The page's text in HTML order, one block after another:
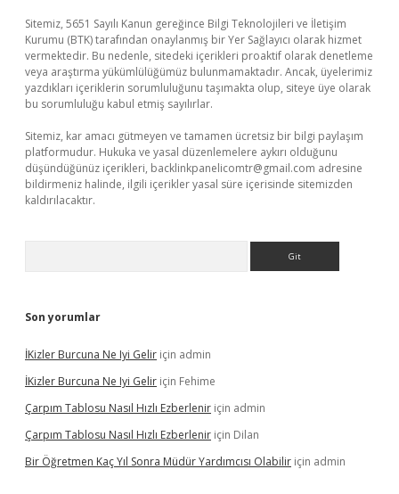
Sitemiz, 5651 Sayılı Kanun gereğince Bilgi Teknolojileri ve İletişim
Kurumu (BTK) tarafından onaylanmış bir Yer Sağlayıcı olarak hizmet
vermektedir. Bu nedenle, sitedeki içerikleri proaktif olarak denetleme
veya araştırma yükümlülüğümüz bulunmamaktadır. Ancak, üyelerimiz
yazdıkları içeriklerin sorumluluğunu taşımakta olup, siteye üye olarak
bu sorumluluğu kabul etmiş sayılırlar.
Sitemiz, kar amacı gütmeyen ve tamamen ücretsiz bir bilgi paylaşım
platformudur. Hukuka ve yasal düzenlemelere aykırı olduğunu
düşündüğünüz içerikleri, backlinkpanelicomtr@gmail.com adresine
bildirmeniz halinde, ilgili içerikler yasal süre içerisinde sitemizden
kaldırılacaktır.
Son yorumlar
İKizler Burcuna Ne Iyi Gelir için admin
İKizler Burcuna Ne Iyi Gelir için Fehime
Çarpım Tablosu Nasıl Hızlı Ezberlenir için admin
Çarpım Tablosu Nasıl Hızlı Ezberlenir için Dilan
Bir Öğretmen Kaç Yıl Sonra Müdür Yardımcısı Olabilir için admin